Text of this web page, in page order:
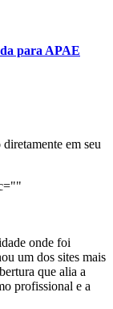
para APAE
em seu
onde foi
um dos sites mais
que alia a
profissional e a